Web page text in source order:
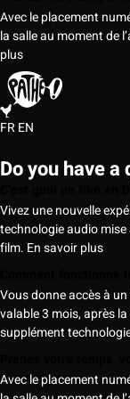
Avec le placement
la salle au moment de
plus
FREN
Do you have a
Vivez une nouvelle
technologie audio
film. En savoir plus
Vous donne accès à
valable 3 mois, après
supplément
Avec le placement